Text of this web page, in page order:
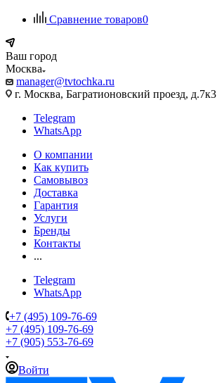
Сравнение товаров0
Ваш город
Москва
manager@tvtochka.ru
г. Москва, Багратионовский проезд, д.7к3
Telegram
WhatsApp
О компании
Как купить
Самовывоз
Доставка
Гарантия
Услуги
Бренды
Контакты
...
Telegram
WhatsApp
+7 (495) 109-76-69
+7 (495) 109-76-69
+7 (905) 553-76-69
Войти